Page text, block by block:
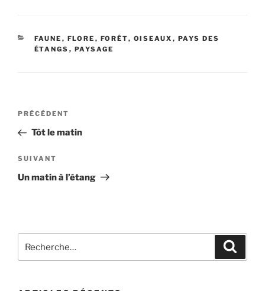
CATÉGORIES
FAUNE , FLORE , FORÊT, OISEAUX , PAYS DES
ÉTANGS , PAYSAGE
Navigation
l’article
Article
précédent
PRÉCÉDENT
Tôt le matin
Article
suivant
SUIVANT
Un matin à l’étang
pour